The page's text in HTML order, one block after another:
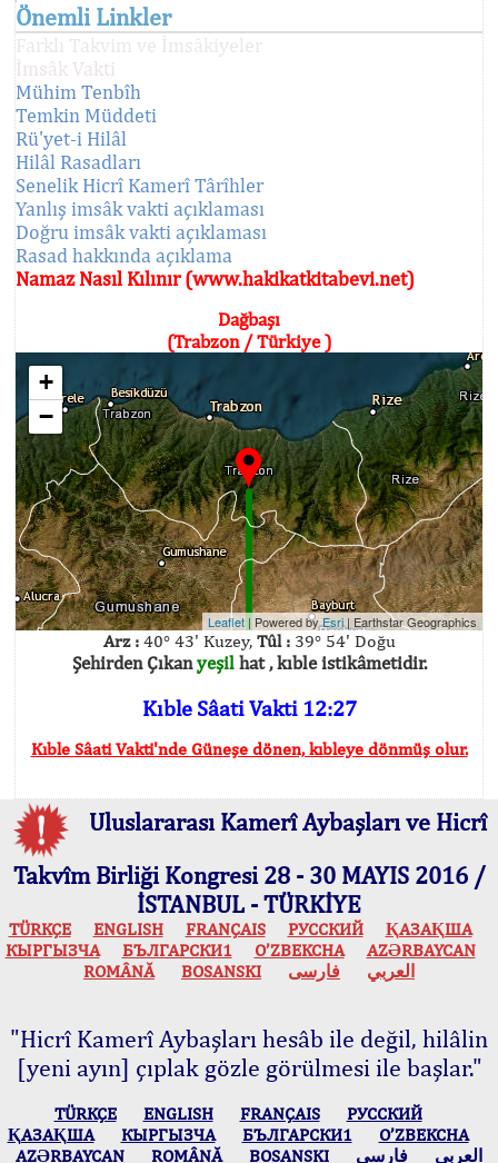
Önemli Linkler
Farklı Takvim ve İmsâkiyeler
İmsâk Vakti
Mühim Tenbîh
Temkin Müddeti
Rü'yet-i Hilâl
Hilâl Rasadları
Senelik Hicrî Kamerî Târîhler
Yanlış imsâk vakti açıklaması
Doğru imsâk vakti açıklaması
Rasad hakkında açıklama
Namaz Nasıl Kılınır (www.hakikatkitabevi.net)
Dağbaşı
(Trabzon / Türkiye )
+
−
Leaflet | Powered byEsri| Earthstar Geographics
Arz :40° 43' Kuzey, Tûl :39° 54' Doğu
Şehirden Çıkanyeşilhat , kıble istikâmetidir.
Kıble Sâati Vakti 12:27
Kıble Sâati Vakti'nde Güneşe dönen, kıbleye dönmüş olur.
Uluslararası Kamerî Aybaşları ve Hicrî
Takvîm Birliği Kongresi 28 - 30 MAYIS 2016 /
İSTANBUL - TÜRKİYE
TÜRKÇE ENGLISH FRANÇAIS РУССКИЙ
ҚАЗАҚША
КЫPГЫЗЧA
БЪЛГАРСКИ1 O’ZBEKCHA
AZӘRBAYCAN
ROMÂNĂ
BOSANSKI العربي فارسی
"Hicrî Kamerî Aybaşları hesâb ile değil, hilâlin
[yeni ayın] çıplak gözle görülmesi ile başlar."
TÜRKÇE ENGLISH FRANÇAIS
РУССКИЙ
ҚАЗАҚША
КЫPГЫЗЧA БЪЛГАРСКИ1
O’ZBEKCHA
AZӘRBAYCAN
ROMÂNĂ BOSANSKI العربي فارسی